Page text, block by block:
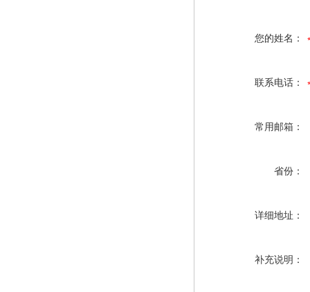
您的姓名：
联系电话：
常用邮箱：
省份：
详细地址：
补充说明：